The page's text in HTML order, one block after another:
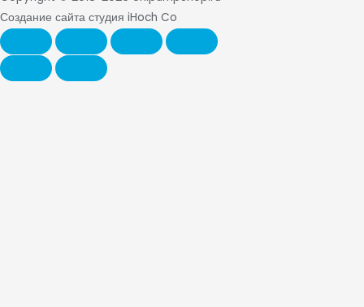
Создание сайта студия iHoch Co